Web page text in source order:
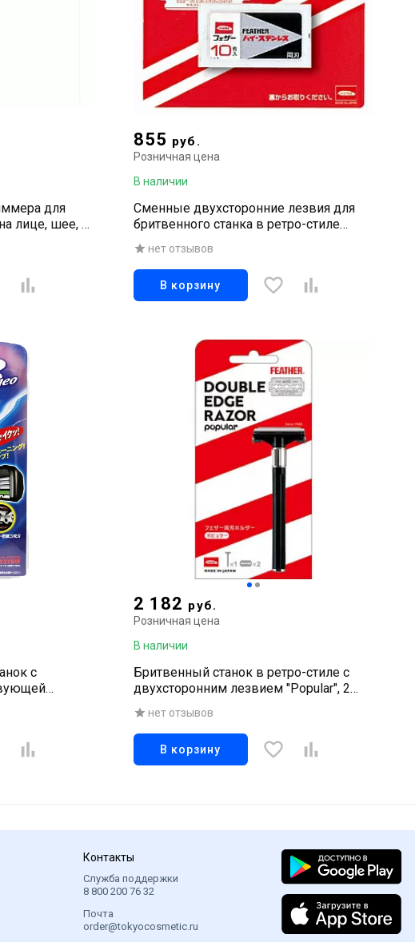
для
лице, шее, в
855 руб.
Розничная цена
В наличии
Сменные двухсторонние лезвия для
бритвенного станка в ретро-стиле
"Popular", 10 шт
нет отзывов
В корзину
с
2 182 руб.
Розничная цена
В наличии
Бритвенный станок в ретро-стиле с
двухсторонним лезвием "Popular", 2
запасных лезвия
нет отзывов
В корзину
Контакты
Служба поддержки
8 800 200 76 32
Почта
order@tokyocosmetic.ru